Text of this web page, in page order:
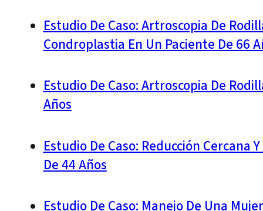
Estudio De Caso: Artroscopia De
Condroplastia En Un Paciente De 66
Estudio De Caso: Artroscopia De
Años
Estudio De Caso: Reducción Cercana
De 44 Años
Estudio De Caso: Manejo De Una